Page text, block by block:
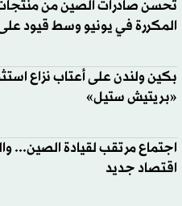
تحسن صادرات الصين من
المكررة في يونيو وسط قيود
بكين ولندن على أعتاب نزاع
«بريتيش ستيل»
اجتماع مرتقب لقيادة الصين...
اقتصاد جديد